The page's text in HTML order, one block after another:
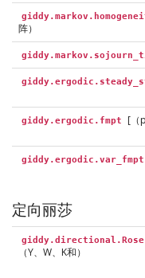
阵）
giddy.ergodic.fmpt [（
giddy.ergodic.var_fmpt
定向丽莎
giddy.directional.Rose
（Y、W、K和）